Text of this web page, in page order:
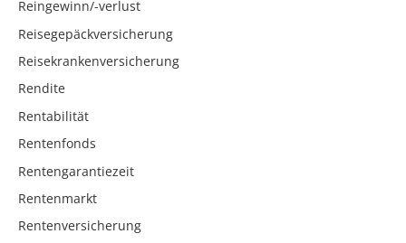
Reingewinn/-verlust
Reisegepäckversicherung
Reisekrankenversicherung
Rendite
Rentabilität
Rentenfonds
Rentengarantiezeit
Rentenmarkt
Rentenversicherung